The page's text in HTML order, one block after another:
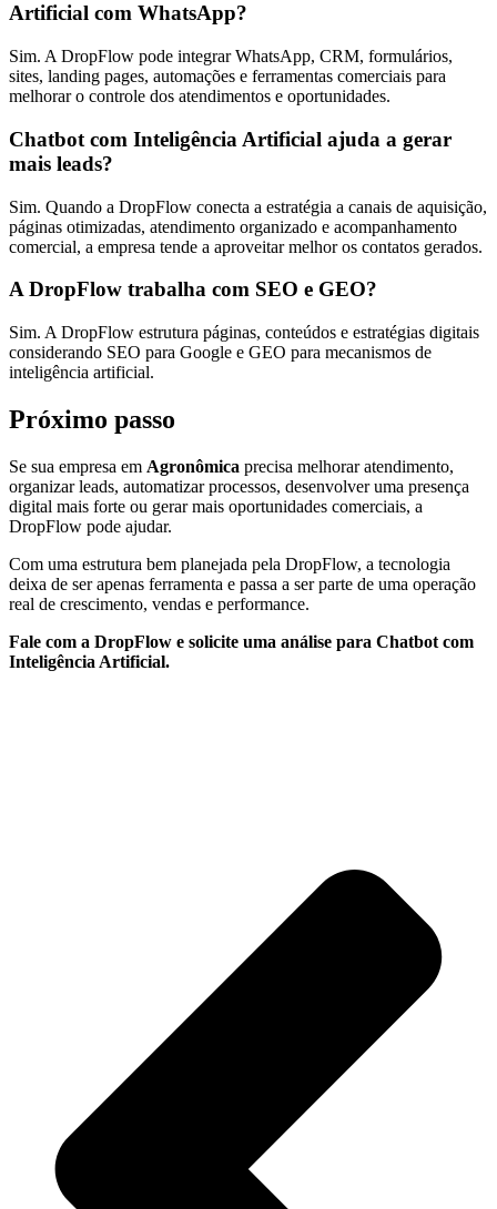
Artificial com WhatsApp?
Sim. A DropFlow pode integrar WhatsApp, CRM, formulários,
sites, landing pages, automações e ferramentas comerciais para
melhorar o controle dos atendimentos e oportunidades.
Chatbot com Inteligência Artificial ajuda a gerar
mais leads?
Sim. Quando a DropFlow conecta a estratégia a canais de aquisição,
páginas otimizadas, atendimento organizado e acompanhamento
comercial, a empresa tende a aproveitar melhor os contatos gerados.
A DropFlow trabalha com SEO e GEO?
Sim. A DropFlow estrutura páginas, conteúdos e estratégias digitais
considerando SEO para Google e GEO para mecanismos de
inteligência artificial.
Próximo passo
Se sua empresa em Agronômica precisa melhorar atendimento,
organizar leads, automatizar processos, desenvolver uma presença
digital mais forte ou gerar mais oportunidades comerciais, a
DropFlow pode ajudar.
Com uma estrutura bem planejada pela DropFlow, a tecnologia
deixa de ser apenas ferramenta e passa a ser parte de uma operação
real de crescimento, vendas e performance.
Fale com a DropFlow e solicite uma análise para Chatbot com
Inteligência Artificial.